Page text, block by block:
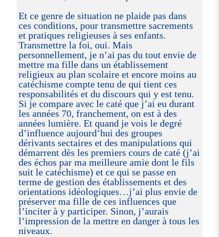
Et ce genre de situation ne plaide pas dans
ces conditions, pour transmettre sacrements
et pratiques religieuses à ses enfants.
Transmettre la foi, oui. Mais
personnellement, je n’ai pas du tout envie de
mettre ma fille dans un établissement
religieux au plan scolaire et encore moins au
catéchisme compte tenu de qui tient ces
responsabilités et du discours qui y est tenu.
Si je compare avec le caté que j’ai eu durant
les années 70, franchement, on est à des
années lumière. Et quand je vois le degré
d’influence aujourd’hui des groupes
dérivants sectaires et des manipulations qui
démarrent dès les premiers cours de caté (j’ai
des échos par ma meilleure amie dont le fils
suit le catéchisme) et ce qui se passe en
terme de gestion des établissements et des
orientations idéologiques…j’ai plus envie de
préserver ma fille de ces influences que
l’inciter à y participer. Sinon, j’aurais
l’impression de la mettre en danger à tous les
niveaux.